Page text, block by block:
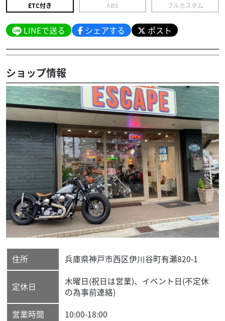
ETC付き ABS フルカスタム
LINEで送る シェアする ポスト
ショップ情報
住所 兵庫県神戸市西区伊川谷町有瀬820-1
定休日
木曜日(祝日は営業)、イベント日(不定休
の為事前連絡)
営業時間
10:00-18:00